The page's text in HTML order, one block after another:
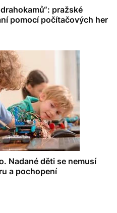
pražské
pomocí počítačových her
Nadané děti se nemusí
a pochopení